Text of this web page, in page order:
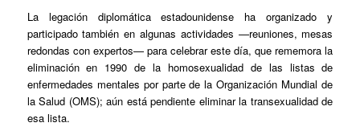
La legación diplomática estadounidense ha organizado y
participado también en algunas actividades —reuniones, mesas
redondas con expertos— para celebrar este día, que rememora la
eliminación en 1990 de la homosexualidad de las listas de
enfermedades mentales por parte de la Organización Mundial de
la Salud (OMS); aún está pendiente eliminar la transexualidad de
esa lista.